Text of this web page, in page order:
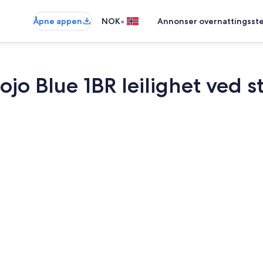
Åpne appen NOK• Annonser
Blue 1BR leilighet ved